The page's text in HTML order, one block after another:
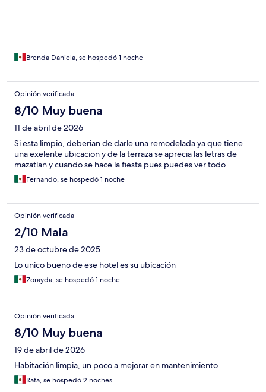
Brenda Daniela, se hospedó 1 noche
Opinión verificada
8/10 Muy buena
11 de abril de 2026
Si esta limpio, deberian de darle una remodelada ya que tiene
una exelente ubicacion y de la terraza se aprecia las letras de
mazatlan y cuando se hace la fiesta pues puedes ver todo
Fernando, se hospedó 1 noche
Opinión verificada
2/10 Mala
23 de octubre de 2025
Lo unico bueno de ese hotel es su ubicación
Zorayda, se hospedó 1 noche
Opinión verificada
8/10 Muy buena
19 de abril de 2026
Habitación limpia, un poco a mejorar en mantenimiento
Rafa, se hospedó 2 noches